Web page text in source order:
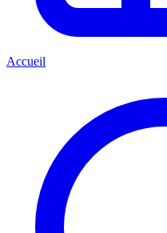
Accueil